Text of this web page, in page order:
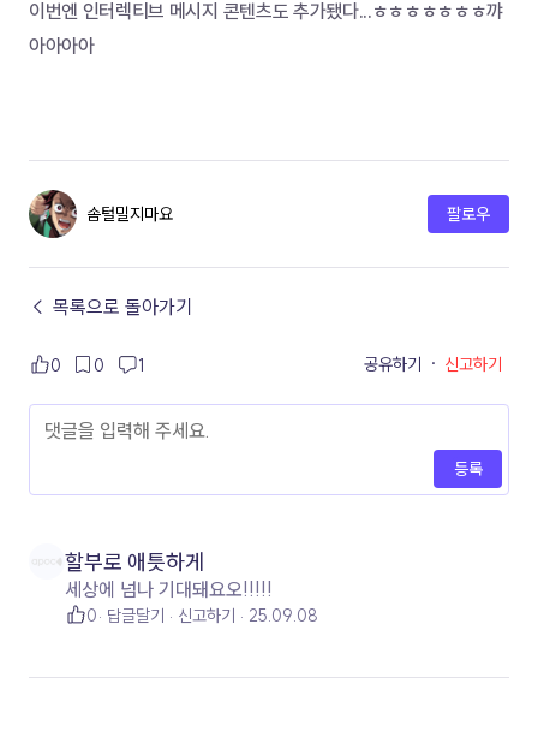
이번엔 인터렉티브 메시지 콘텐츠도 추가됐다...ㅎㅎㅎㅎㅎㅎㅎ꺄
아아아아
솜털밀지마요 팔로우
← 목록으로 돌아가기
0 0 1 공유하기 · 신고하기
등록
할부로 애틋하게
세상에 넘나 기대돼요오!!!!!
0 답글달기 신고하기 25.09.08